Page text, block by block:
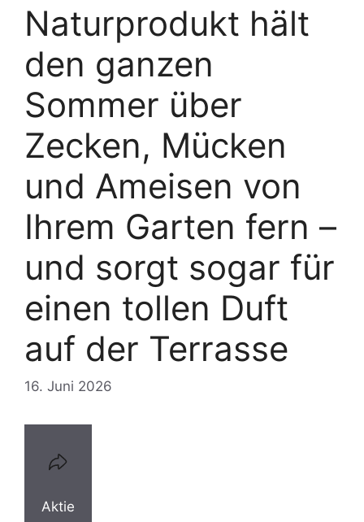
Naturprodukt hält
den ganzen
Sommer über
Zecken, Mücken
und Ameisen von
Ihrem Garten fern –
und sorgt sogar für
einen tollen Duft
auf der Terrasse
16. Juni 2026
Aktie